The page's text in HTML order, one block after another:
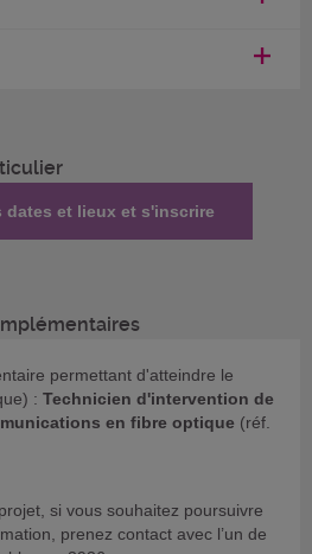
dates et lieux et s'inscrire
permettant d'atteindre le
: Technicien d'intervention de
en fibre optique (réf.
si vous souhaitez poursuivre
prenez contact avec l’un de